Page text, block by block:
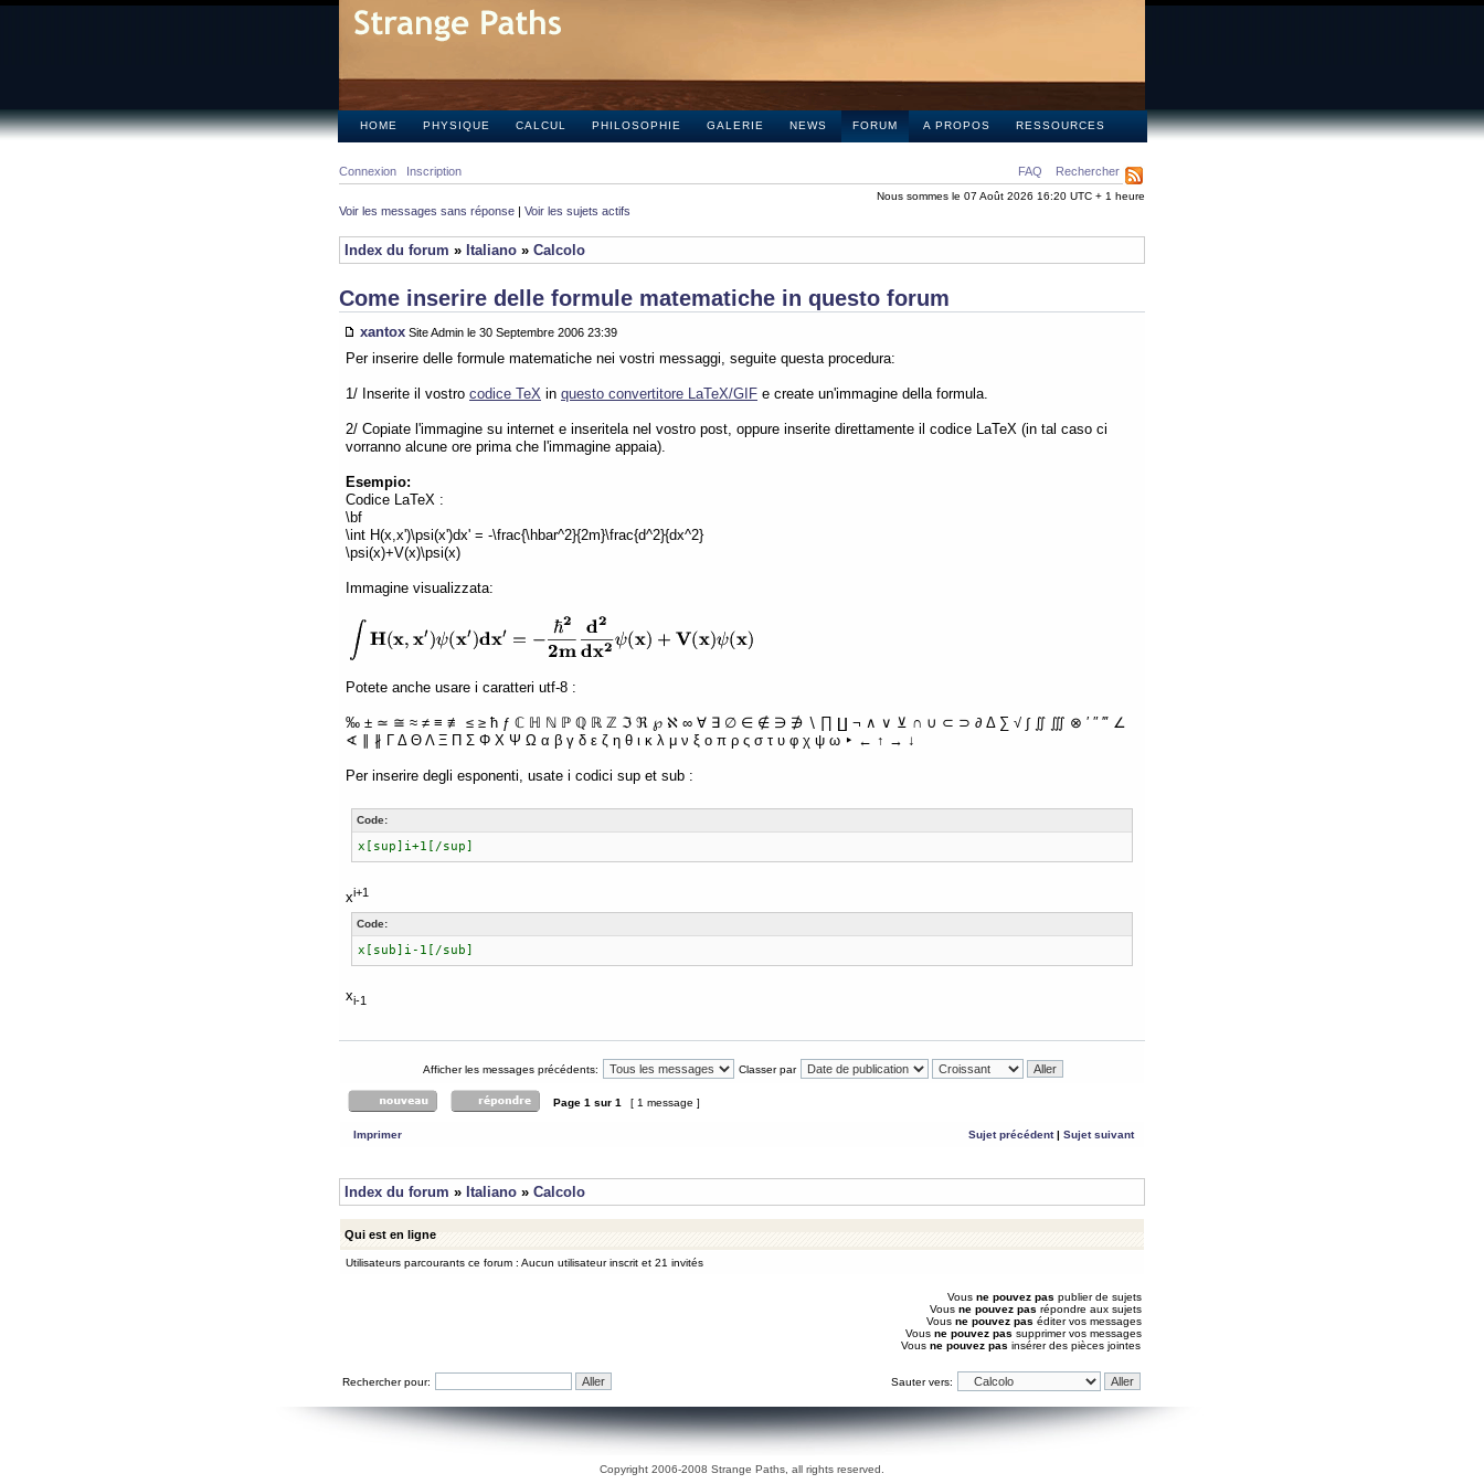
HOME PHYSIQUE CALCUL PHILOSOPHIE GALERIE NEWS FORUM A PROPOS RESSOURCES
FAQ Rechercher
Connexion Inscription
Nous sommes le 07 Août 2026 16:20 UTC + 1 heure
Voir les messages sans réponse | Voir les sujets actifs
Index du forum » Italiano » Calcolo
Come inserire delle formule matematiche in questo forum
xantox Site Admin le 30 Septembre 2006 23:39
Per inserire delle formule matematiche nei vostri messaggi, seguite questa procedura:
1/ Inserite il vostro codice TeX in questo convertitore LaTeX/GIF e create un'immagine della formula.
2/ Copiate l'immagine su internet e inseritela nel vostro post, oppure inserite direttamente il codice LaTeX (in tal caso ci
vorranno alcune ore prima che l'immagine appaia).
Esempio:
Codice LaTeX :
\bf
\int H(x,x')\psi(x')dx' = -\frac{\hbar^2}{2m}\frac{d^2}{dx^2}
\psi(x)+V(x)\psi(x)
Immagine visualizzata:
Potete anche usare i caratteri utf-8 :
‰ ± ≃ ≅ ≈ ≠ ≡ ≢ ≤ ≥ ħ ƒ ℂ ℍ ℕ ℙ ℚ ℝ ℤ ℑ ℜ ℘ ℵ ∞ ∀ ∃ ∅ ∈ ∉ ∋ ∌ ∖ ∏ ∐ ¬ ∧ ∨ ⊻ ∩ ∪ ⊂ ⊃ ∂ Δ ∑ √ ∫ ∬ ∭ ⊗ ′ ″ ‴ ∠
∢ ∥ ∦ Γ Δ Θ Λ Ξ Π Σ Φ Χ Ψ Ω α β γ δ ε ζ η θ ι κ λ μ ν ξ ο π ρ ς σ τ υ φ χ ψ ω ‣ ← ↑ → ↓
Per inserire degli esponenti, usate i codici sup et sub :
Code:
x[sup]i+1[/sup]
xi+1
Code:
x[sub]i-1[/sub]
xi-1
Afficher les messages précédents: Classer par
Page 1 sur 1 [ 1 message ]
Imprimer Sujet précédent| Sujet suivant
Index du forum » Italiano » Calcolo
Qui est en ligne
Utilisateurs parcourants ce forum : Aucun utilisateur inscrit et 21 invités
Vous ne pouvez pas publier de sujets
Vous ne pouvez pas répondre aux sujets
Vous ne pouvez pas éditer vos messages
Vous ne pouvez pas supprimer vos messages
Vous ne pouvez pas insérer des pièces jointes
Rechercher pour: Sauter vers:
Copyright 2006-2008 Strange Paths, all rights reserved.